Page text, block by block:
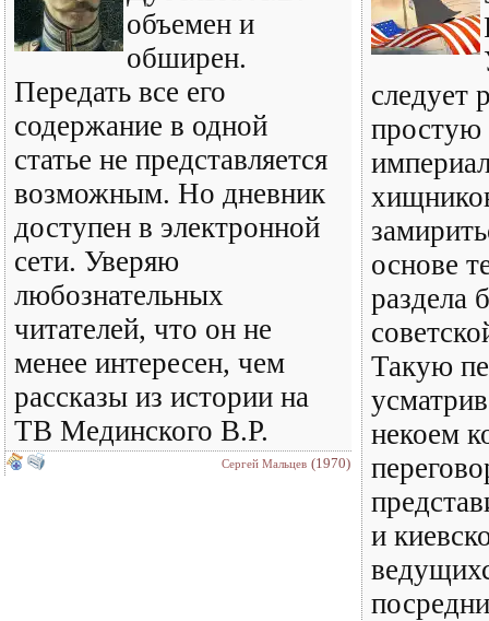
объемен и
обширен.
Передать все его
содержание в одной
статье не представляется
возможным. Но дневник
доступен в электронной
сети. Уверяю
любознательных
читателей, что он не
менее интересен, чем
рассказы из истории на
ТВ Мединского В.Р.
Сергей Мальцев (1970)
следует
простую
основе
раздела
Такую
некоем
и